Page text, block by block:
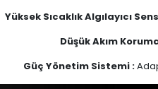
Yüksek Sıcaklık Algılayıcı
Düşük Akım
Güç Yönetim Sistemi :